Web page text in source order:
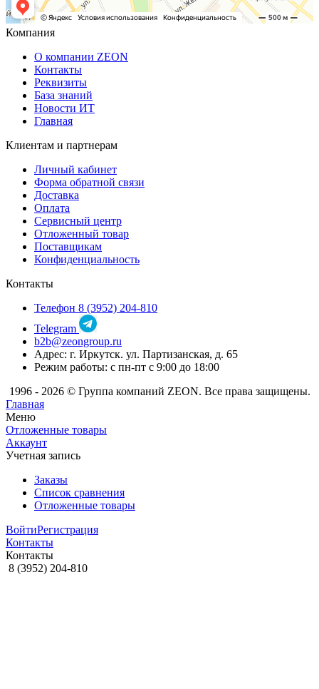
Компания
О компании ZEON
Контакты
Реквизиты
База знаний
Новости ИТ
Главная
Клиентам и партнерам
Личный кабинет
Форма обратной связи
Доставка
Оплата
Сервисный центр
Отложенный товар
Поставщикам
Конфиденциальность
Контакты
Телефон 8 (3952) 204-810
Telegram
b2b@zeongroup.ru
Адрес: г. Иркутск. ул. Партизанская, д. 65
Режим работы: с пн-пт с 9:00 до 18:00
1996 - 2026 © Группа компаний ZEON. Все права защищены.
Главная
Меню
Отложенные товары
Аккаунт
Учетная запись
Заказы
Список сравнения
Отложенные товары
ВойтиРегистрация
Контакты
Контакты
8 (3952) 204-810